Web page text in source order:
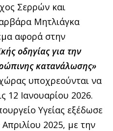
Σερρών και
Μητλιάγκα
αφορά στην
οδηγίας για την
κατανάλωσης»
υποχρεούνται να
12 Ιανουαρίου 2026.
Υγείας εξέδωσε
Απριλίου 2025, με την